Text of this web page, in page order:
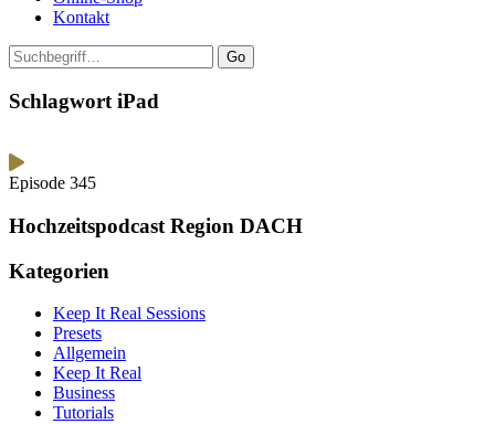
Kontakt
Go
Schlagwort iPad
Episode 345
Hochzeitspodcast Region DACH
Kategorien
Keep It Real Sessions
Presets
Allgemein
Keep It Real
Business
Tutorials